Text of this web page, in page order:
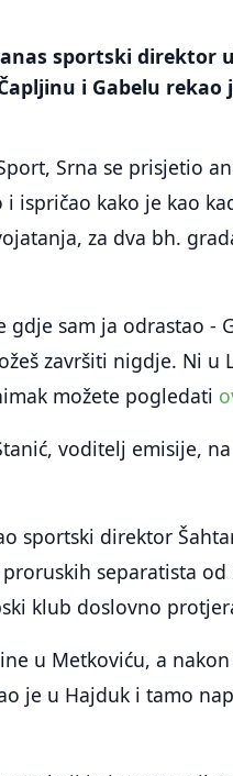
sportski direktor
i Gabelu rekao
Srna se prisjetio
ispričao kako je kao
za dva bh.
gdje sam ja odrastao -
završiti nigdje. Ni u
možete pogledati
voditelj emisije,
sportski direktor
separatista od
klub doslovno
u Metkoviću, a
je u Hajduk i tamo